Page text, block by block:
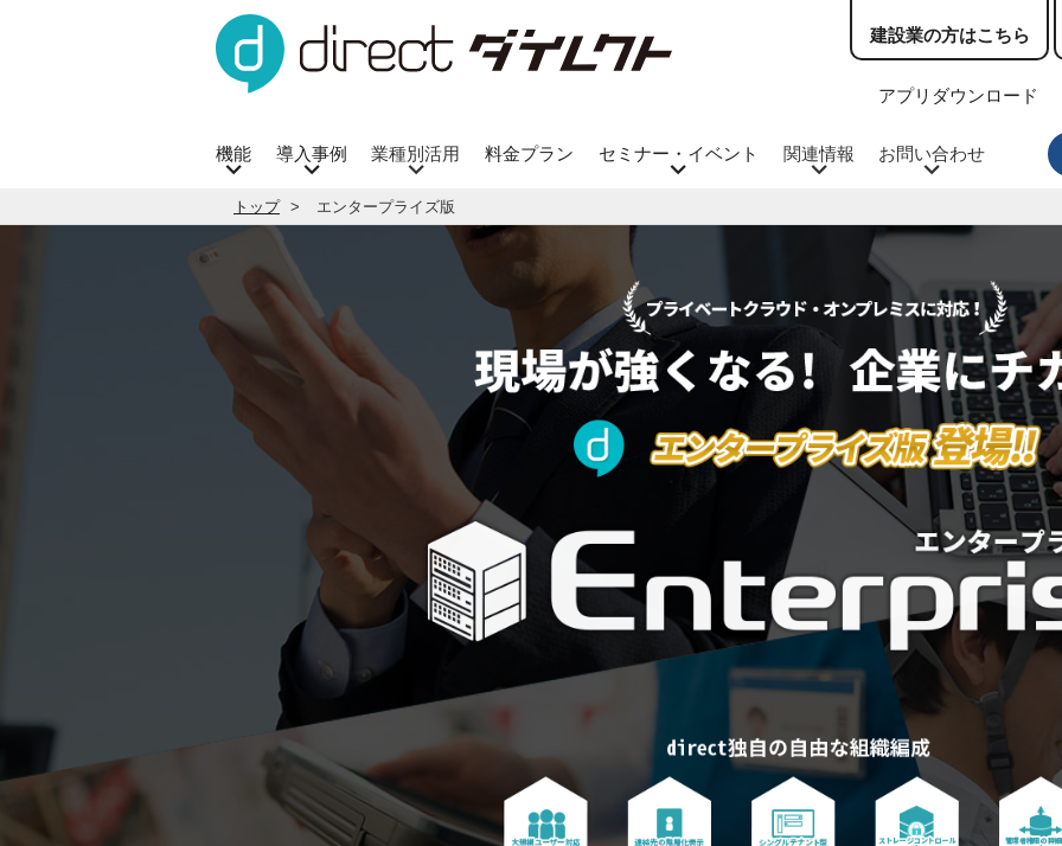
アプリダウンロード
建設業の方はこちら
機能 導入事例 業種別活用 料金プラン セミナー・イベント 関連情報 お問い合わせ
トップ エンタープライズ版